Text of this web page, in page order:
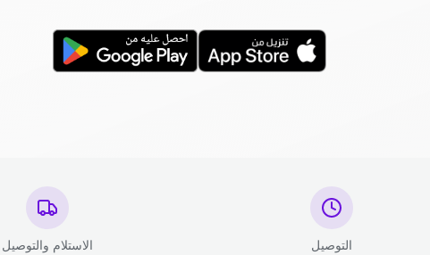
التوصيل الاستلام والتوصيل